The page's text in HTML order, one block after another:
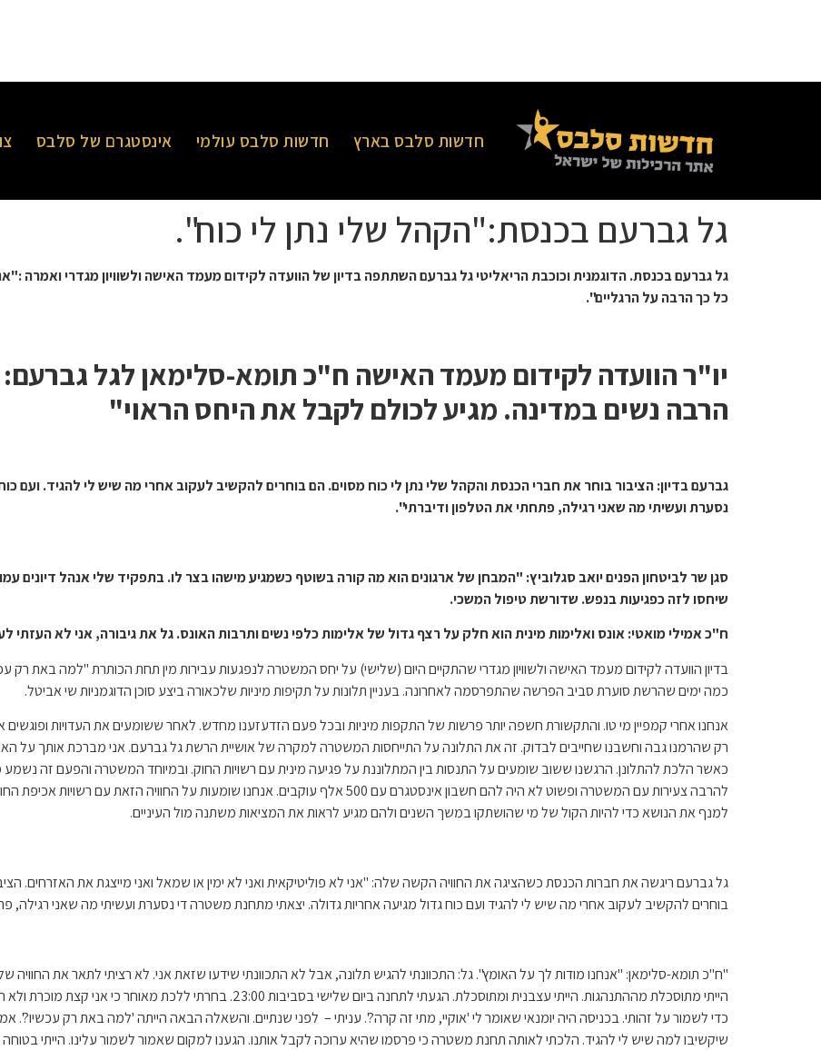
חדשות סלבס בארץ חדשות סלבס עולמי אינסטגרם של סלבס
גל גברעם בכנסת:"הקהל שלי נתן לי כוח".
גל גברעם בכנסת. הדוגמנית וכוכבת הריאליטי גל גברעם השתתפה בדיון של הוועדה לקידום מעמד האישה ולשוויון מגדרי ואמרה :"
כל כך הרבה על הרגליים".
יו"ר הוועדה לקידום מעמד האישה ח"כ תומא-סלימאן לגל גברעם:
הרבה נשים במדינה. מגיע לכולם לקבל את היחס הראוי"
גברעם בדיון: הציבור בוחר את חברי הכנסת והקהל שלי נתן לי כוח מסוים. הם בוחרים להקשיב לעקוב אחרי מה שיש לי להגיד. ועם
נסערת ועשיתי מה שאני רגילה, פתחתי את הטלפון ודיברתי".
סגן שר לביטחון הפנים יואב סגלוביץ: "המבחן של ארגונים הוא מה קורה בשוטף כשמגיע מישהו בצר לו. בתפקיד שלי אנהל דיונים
שיחסו לזה כפגיעות בנפש. שדורשת טיפול המשכי.
ח"כ אמילי מואטי: אונס ואלימות מינית הוא חלק על רצף גדול של אלימות כלפי נשים ותרבות האונס. גל את גיבורה, אני לא
בדיון הוועדה לקידום מעמד האישה ולשוויון מגדרי שהתקיים היום (שלישי) על יחס המשטרה לנפגעות עבירות מין תחת הכותרת "למה באת
כמה ימים שהרשת סוערת סביב הפרשה שהתפרסמה לאחרונה. בעניין תלונות על תקיפות מיניות שלכאורה ביצע סוכן הדוגמניות שי אביטל.
אנחנו אחרי קמפיין מי טו. והתקשורת חשפה יותר פרשות של התקפות מיניות ובכל פעם הזדעזענו מחדש. לאחר ששומעים את העדויות
רק שהרמנו גבה וחשבנו שחייבים לבדוק. זה את התלונה על התייחסות המשטרה למקרה של אושיית הרשת גל גברעם. אני מברכת אותך על
כאשר הלכת להתלונן. הרגשנו ששוב שומעים על התנסות בין המתלוננת על פגיעה מינית עם רשויות החוק. ובמיוחד המשטרה והפעם זה
להרבה צעירות עם המשטרה ופשוט לא היה להם חשבון אינסטגרם עם 500 אלף עוקבים. אנחנו שומעות על
למנף את הנושא כדי להיות הקול של מי שהושתקו במשך השנים ולהם מגיע לראות את המציאות משתנה מול העיניים.
גל גברעם ריגשה את חברות הכנסת כשהציגה את החוויה הקשה שלה: "אני לא פוליטיקאית ואני לא ימין או שמאל ואני מייצגת את האזרחים.
בוחרים להקשיב לעקוב אחרי מה שיש לי להגיד ועם כוח גדול מגיעה אחריות גדולה. יצאתי מתחנת משטרה די נסערת ועשיתי מה שאני רגילה,
"ח"כ תומא-סלימאן: "אנחנו מודות לך על האומץ". גל: התכוונתי להגיש תלונה, אבל לא התכוונתי שידעו שזאת אני. לא רציתי לתאר את החוויה
הייתי מתוסכלת מההתנהגות. הייתי עצבנית ומתוסכלת. הגעתי לתחנה ביום שלישי
כדי לשמור על זהותי. בכניסה היה יומנאי שאומר לי 'אוקיי, מתי זה קרה?'. עניתי – לפני שנתיים. והשאלה הבאה הייתה 'למה באת רק עכשיו?'.
שיקשיבו למה שיש לי להגיד. הלכתי לאותה תחנת משטרה כי פרסמו שהיא ערוכה לקבל אותנו. הגענו למקום שאמור לשמור עלינו. הייתי בטוחה